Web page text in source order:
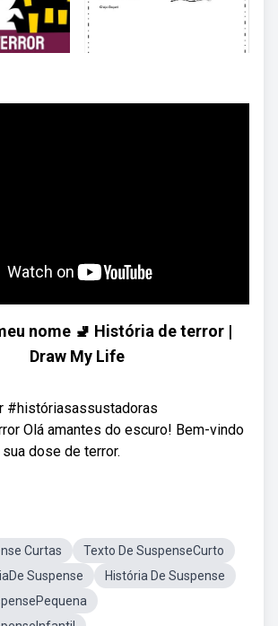
nome 🚽 História de terror |
Draw My Life
#históriasassustadoras
Olá amantes do escuro! Bem-vindo
dose de terror.
Curtas
Texto De SuspenseCurto
Suspense
História De Suspense